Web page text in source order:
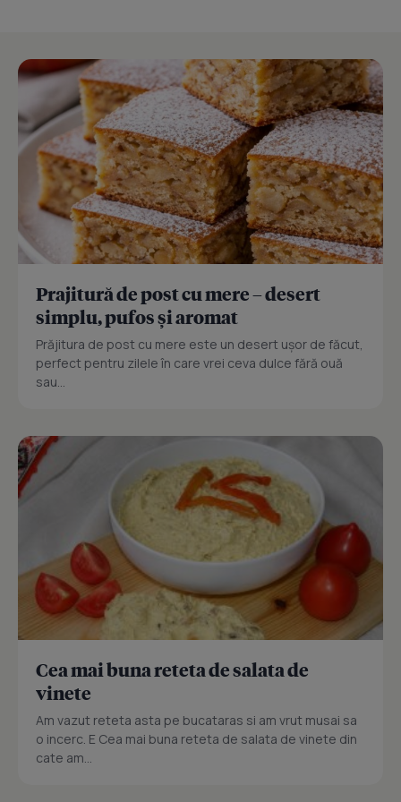
Prajitură de post cu mere – desert
simplu, pufos și aromat
Prăjitura de post cu mere este un desert ușor de făcut,
perfect pentru zilele în care vrei ceva dulce fără ouă
sau...
Cea mai buna reteta de salata de
vinete
Am vazut reteta asta pe bucataras si am vrut musai sa
o incerc. E Cea mai buna reteta de salata de vinete din
cate am...